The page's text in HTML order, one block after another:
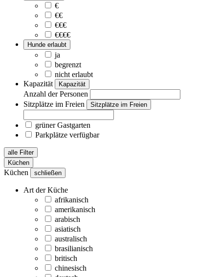
€
€€
€€€
€€€€
Hunde erlaubt
ja
begrenzt
nicht erlaubt
Kapazität
Kapazität
Anzahl der Personen
Sitzplätze im Freien
Sitzplätze im Freien
grüner Gastgarten
Parkplätze verfügbar
alle Filter
Küchen
Küchen schließen
Art der Küche
afrikanisch
amerikanisch
arabisch
asiatisch
australisch
brasilianisch
britisch
chinesisch